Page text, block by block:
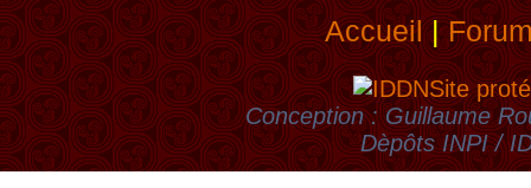
Accueil|
Site
Conception : Guillaume
Dèpôts INPI /